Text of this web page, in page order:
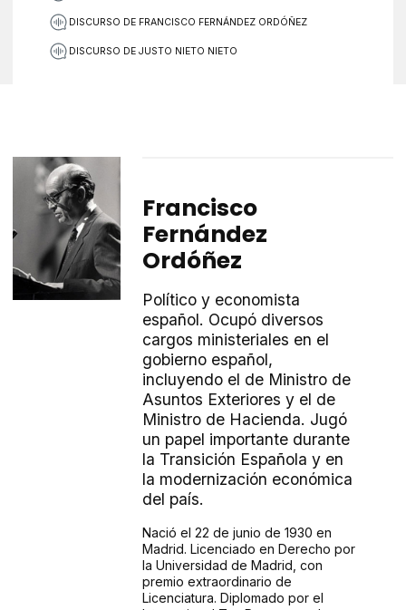
DISCURSO DE FRANCISCO FERNÁNDEZ ORDÓÑEZ
DISCURSO DE JUSTO NIETO NIETO
Francisco
Fernández
Ordóñez
Político y economista
español. Ocupó diversos
cargos ministeriales en el
gobierno español,
incluyendo el de Ministro de
Asuntos Exteriores y el de
Ministro de Hacienda. Jugó
un papel importante durante
la Transición Española y en
la modernización económica
del país.
Nació el 22 de junio de 1930 en
Madrid. Licenciado en Derecho por
la Universidad de Madrid, con
premio extraordinario de
Licenciatura. Diplomado por el